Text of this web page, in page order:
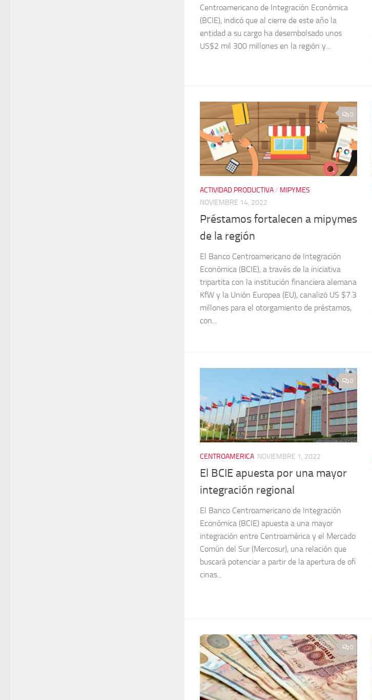
Centroamericano de Integración Económica
(BCIE), indicó que al cierre de este año la
entidad a su cargo ha desembolsado unos
US$2 mil 300 millones en la región y...
0
ACTIVIDAD PRODUCTIVA/ MIPYMES
NOVIEMBRE 14, 2022
Préstamos fortalecen a mipymes
de la región
El Banco Centroamericano de Integración
Económica (BCIE), a través de la iniciativa
tripartita con la institución financiera alemana
KfW y la Unión Europea (EU), canalizó US $7.3
millones para el otorgamiento de préstamos,
con...
0
CENTROAMERICA NOVIEMBRE 1, 2022
El BCIE apuesta por una mayor
integración regional
El Banco Centroamericano de Integración
Económica (BCIE) apuesta a una mayor
integración entre Centroamérica y el Mercado
Común del Sur (Mercosur), una relación que
buscará potenciar a partir de la apertura de ofi
cinas...
0